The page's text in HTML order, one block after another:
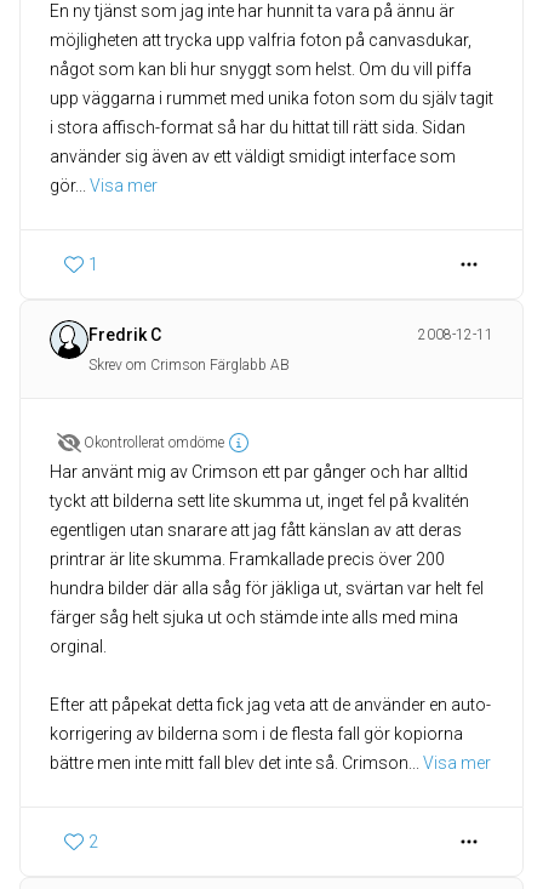
En ny tjänst som jag inte har hunnit ta vara på ännu är
möjligheten att trycka upp valfria foton på canvasdukar,
något som kan bli hur snyggt som helst. Om du vill piffa
upp väggarna i rummet med unika foton som du själv tagit
i stora affisch-format så har du hittat till rätt sida. Sidan
använder sig även av ett väldigt smidigt interface som
gör... Visa mer
1
Fredrik C
2008-12-11
Skrev om Crimson Färglabb AB
Okontrollerat omdöme
Har använt mig av Crimson ett par gånger och har alltid
tyckt att bilderna sett lite skumma ut, inget fel på kvalitén
egentligen utan snarare att jag fått känslan av att deras
printrar är lite skumma. Framkallade precis över 200
hundra bilder där alla såg för jäkliga ut, svärtan var helt fel
färger såg helt sjuka ut och stämde inte alls med mina
orginal.
Efter att påpekat detta fick jag veta att de använder en auto-
korrigering av bilderna som i de flesta fall gör kopiorna
bättre men inte mitt fall blev det inte så. Crimson
Visa mer
2